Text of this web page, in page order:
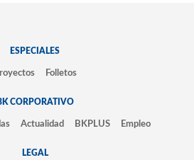
ESPECIALES
Folletos
CORPORATIVO
Actualidad BKPLUS Empleo
LEGAL